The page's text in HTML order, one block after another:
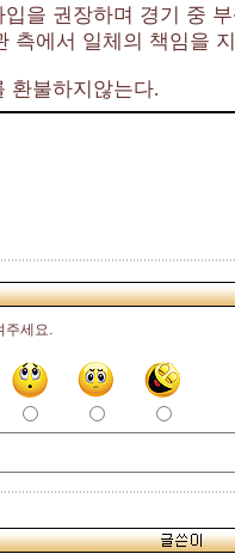
을 권장하며 경기 중
측에서 일체의 책임을
환불하지않는다.
주세요.